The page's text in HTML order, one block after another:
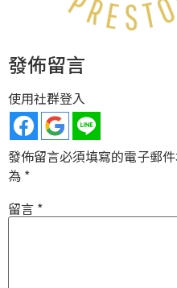
發佈留言
使用社群登入
發佈留言必須填寫的電子郵
為 *
留言 *